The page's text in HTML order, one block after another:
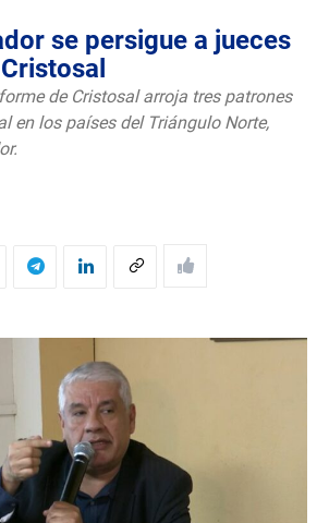
se persigue a jueces
de Cristosal arroja tres patrones
en los países del Triángulo Norte,